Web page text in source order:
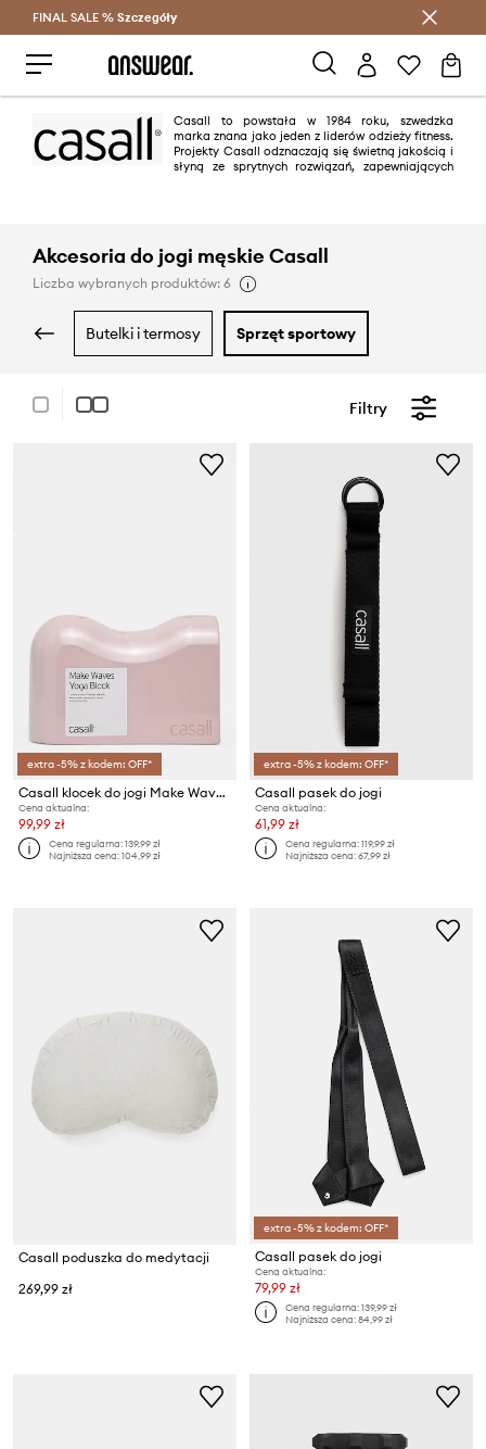
Oszczędzaj z Answear Club >
FINAL SALE % Szczegóły
Casall to powstała w 1984 roku, szwedzka
marka znana jako jeden z liderów odzieży fitness.
Projekty Casall odznaczają się świetną jakością i
słyną ze sprytnych rozwiązań, zapewniających
Akcesoria do jogi męskie Casall
Liczba wybranych produktów: 6
butelki i termosy sprzęt sportowy
Filtry
extra -5% z kodem: OFF*
Casall klocek do jogi Make Waves
Cena aktualna:
99,99 zł
Cena regularna:139,99 zł
Najniższa cena:104,99 zł
extra -5% z kodem: OFF*
Casall pasek do jogi
Cena aktualna:
61,99 zł
Cena regularna:119,99 zł
Najniższa cena:67,99 zł
Casall poduszka do medytacji
269,99 zł
extra -5% z kodem: OFF*
Casall pasek do jogi
Cena aktualna:
79,99 zł
Cena regularna:139,99 zł
Najniższa cena:84,99 zł